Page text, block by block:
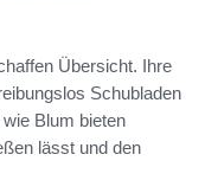
Übersicht. Ihre
Schubladen
Blum bieten
lässt und den